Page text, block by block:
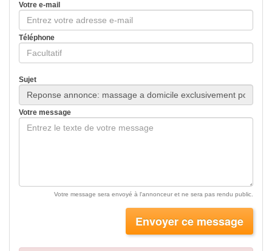
Votre e-mail
Téléphone
Sujet
Votre message
Votre message sera envoyé à l'annonceur et ne sera pas rendu public.
Envoyer ce message